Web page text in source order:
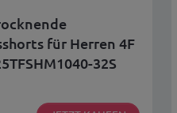
für Herren 4F
32S